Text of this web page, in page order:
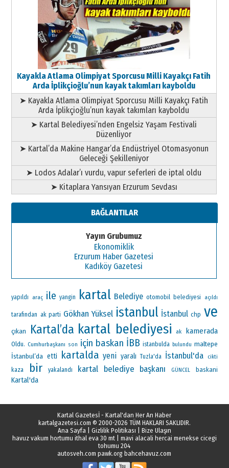
Kayakla Atlama Olimpiyat Sporcusu Milli Kayakçı Fatih
Arda İplikçioğlu’nun kayak takımları kayboldu
➤ Kayakla Atlama Olimpiyat Sporcusu Milli Kayakçı Fatih
Arda İplikçioğlu’nun kayak takımları kayboldu
➤ Kartal Belediyesi’nden Engelsiz Yaşam Festivali
Düzenliyor
➤ Kartal’da Makine Hangar’da Endüstriyel Otomasyonun
Geleceği Şekilleniyor
➤ Lodos Adalar’ı vurdu, vapur seferleri de iptal oldu
➤ Kitaplara Yansıyan Erzurum Sevdası
BAĞLANTILAR
Yayın Grubumuz
Ekonomiklik
Erzurum Haber Gazetesi
Kadıköy Gazetesi
yapıldı araç ile yangin kartal Belediye otomobil belediyesi açıldı
tarafından ak parti Gökhan Yüksel istanbul İstanbul chp ve
çıkan Kartal’da kartal belediyesi ak kamerada
Oldu. Cumhurbaşkanı son için baskan İBB istanbulda bulundu maltepe
İstanbul’da etti kartalda yeni yaralı Tuzla'da İstanbul'da cikti
kaza bir yakalandı kartal belediye başkanı GÜNCEL baskani
Kartal'da
Kartal Gazetesİ - Kartal'dan Her An Haber
kartalgazetesi.com © 2000-2026 TÜM HAKLARI SAKLIDIR.
Ana Sayfa
Gizlilik Politikası
Bize Ulaşın
havuz vakum hortumu ithal eva 30 mt| mavi alacali hercai menekse cicegi
tohumu 204
autosveh.com pawk.org bahcehavuz.com